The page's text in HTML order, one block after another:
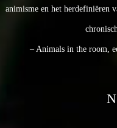
animisme en het herdefiniëren
– Animals in the room,